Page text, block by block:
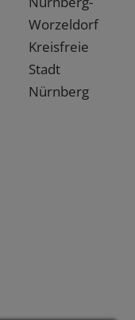
Worzeldorf
Kreisfreie
Stadt
Nürnberg